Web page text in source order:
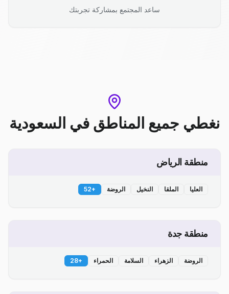
ساعد المجتمع بمشاركة تجربتك
نغطي جميع المناطق في السعودية
منطقة الرياض
العليا الملقا النخيل الروضة +
52
منطقة جدة
الروضة الزهراء السلامة الحمراء +
28